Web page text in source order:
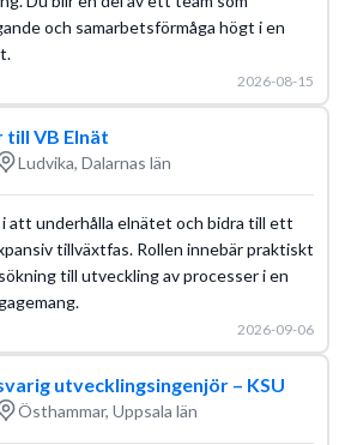
och samarbetsförmåga högt i en
2026-08-15
VB Elnät
Ludvika, Dalarnas län
i att underhålla elnätet och bidra till ett
tillväxtfas. Rollen innebär praktiskt
till utveckling av processer i en
2026-09-06
utvecklingsingenjör – KSU
Östhammar, Uppsala län